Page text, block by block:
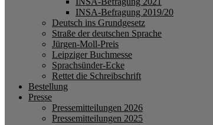
INSA-Befragung 2019/20
Deutsch ins Grundgesetz
Straße der deutschen Sprache
Jürgen-Moll-Preis
Leipziger Buchmesse
Sprachsünder-Ecke
Rettet die Schreibschrift
Bestellung
Presse
Pressemitteilungen 2026
Pressemitteilungen 2025